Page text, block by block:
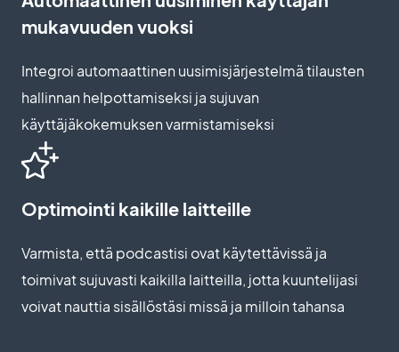
mukavuuden vuoksi
Integroi automaattinen uusimisjärjestelmä tilausten
hallinnan helpottamiseksi ja sujuvan
käyttäjäkokemuksen varmistamiseksi
Optimointi kaikille laitteille
Varmista, että podcastisi ovat käytettävissä ja
toimivat sujuvasti kaikilla laitteilla, jotta kuuntelijasi
voivat nauttia sisällöstäsi missä ja milloin tahansa